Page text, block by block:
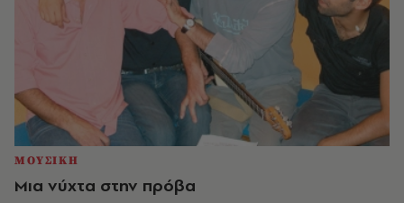
ΜΟΥΣΙΚΗ
Μια νύχτα στην πρόβα